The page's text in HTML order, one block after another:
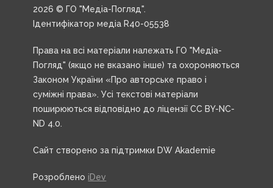
2026 © ГО "Медіа-Погляд".
Ідентифікатор медіа R40-05538
Права на всі матеріали належать ГО "Медіа-
Погляд" (якщо не вказано інше) та охороняються
Законом України «Про авторське право і
суміжні права». Усі текстові матеріали
поширюються відповідно до ліцензії CC BY-NC-
ND 4.0.
Сайт створено за підтримки DW Akademie
Розроблено iDev